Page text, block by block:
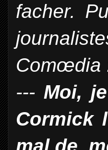
facher.
Comœdia
--- Moi,
Cormick